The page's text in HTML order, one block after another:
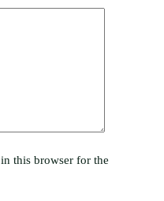
this browser for the